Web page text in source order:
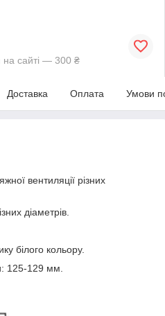
на сайті — 300 ₴
Доставка Оплата Умови
вентиляції різних
діаметрів.
білого кольору.
125-129 мм.